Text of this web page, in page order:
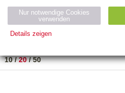
Neuerscheinung
PREIS
10/20/50
Nur notwendige Cookies
verwenden
Details zeigen
Name Zweck